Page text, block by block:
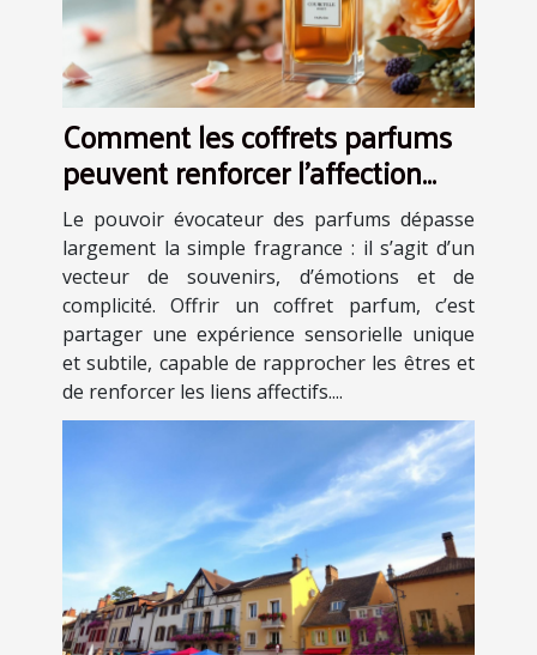
Comment les coffrets parfums
peuvent renforcer l'affection
dans les relations ?
Le pouvoir évocateur des parfums dépasse
largement la simple fragrance : il s’agit d’un
vecteur de souvenirs, d’émotions et de
complicité. Offrir un coffret parfum, c’est
partager une expérience sensorielle unique
et subtile, capable de rapprocher les êtres et
de renforcer les liens affectifs....